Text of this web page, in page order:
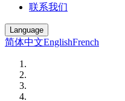
联系我们
Language
简体中文EnglishFrench